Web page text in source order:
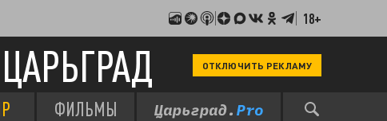
18+
ЦАРЬГРАД ОТКЛЮЧИТЬ РЕКЛАМУ
ФИЛЬМЫ